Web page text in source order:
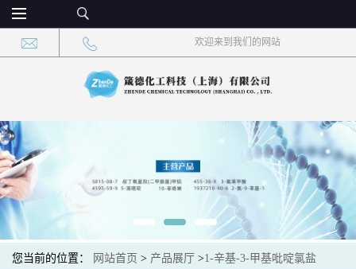
欢迎来到我们的网站
您当前的位置： 网站首页 > 产品展厅 >1-辛基-3-甲基吡啶氯盐